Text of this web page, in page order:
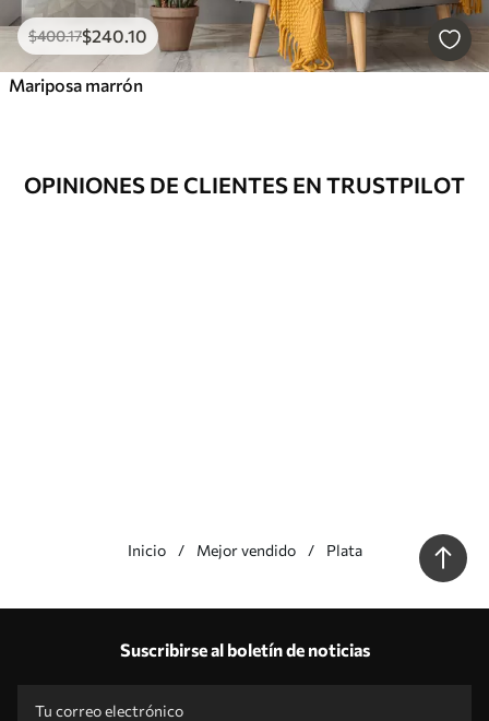
$400.17$240.10
Mariposa marrón
OPINIONES DE CLIENTES EN TRUSTPILOT
Inicio Mejor vendido Plata
Producción según tallas individuales
Códigos promocionales con descuentos por pedido
Suscribirse al boletín de noticias